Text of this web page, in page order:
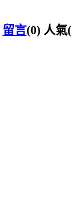
留言(0) 人氣(